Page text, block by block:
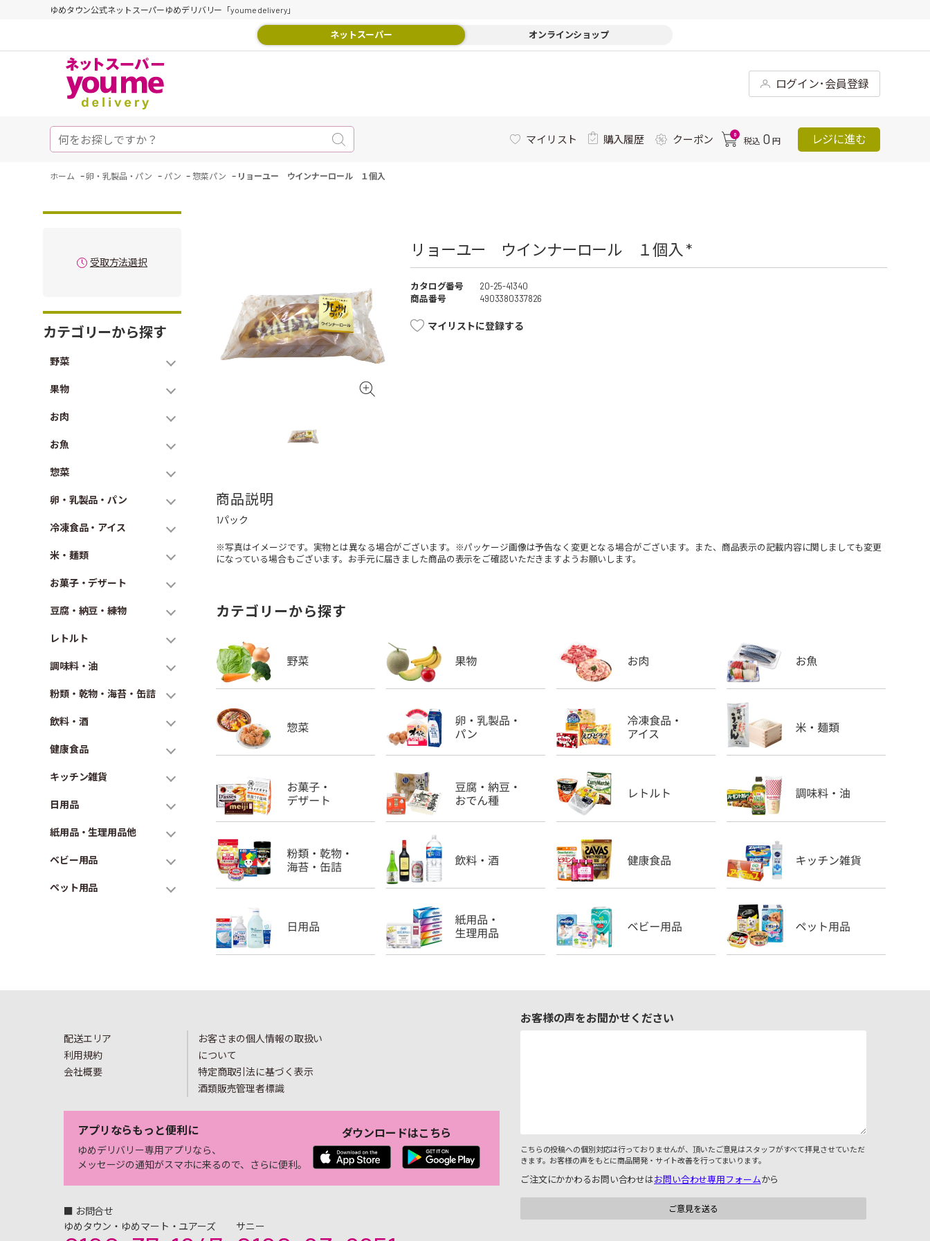
ゆめタウン公式ネットスーパーゆめデリバリー「youme delivery」
ネットスーパー オンラインショップ
ログイン･会員登録
マイリスト 購入履歴 クーポン 0
税込 0 円 レジに進む
ホーム -卵・乳製品・パン - パン - 惣菜パン - リョーユー ウインナーロール １個入
受取方法選択
カテゴリーから探す
野菜
果物
お肉
お魚
惣菜
卵・乳製品・パン
冷凍食品・アイス
米・麺類
お菓子・デザート
豆腐・納豆・練物
レトルト
調味料・油
粉類・乾物・海苔・缶詰
飲料・酒
健康食品
キッチン雑貨
日用品
紙用品・生理用品他
ベビー用品
ペット用品
リョーユー ウインナーロール １個入 *
カタログ番号
20-25-41340
商品番号
4903380337826
マイリストに登録する
商品説明
1パック
※写真はイメージです。実物とは異なる場合がございます。※パッケージ画像は予告なく変更となる場合がございます。また、商品表示の記載内容に関しましても変更
になっている場合もございます。お手元に届きました商品の表示をご確認いただきますようお願いします。
カテゴリーから探す
配送エリア
利用規約
会社概要
お客さまの個人情報の取扱い
について
特定商取引法に基づく表示
酒類販売管理者標識
アプリならもっと便利に
ゆめデリバリー専用アプリなら、
メッセージの通知がスマホに来るので、さらに便利。
ダウンロードはこちら
■ お問合せ
ゆめタウン・ゆめマート・ユアーズ
サニー
お客様の声をお聞かせください
こちらの投稿への個別対応は行っておりませんが、頂いたご意見はスタッフがすべて拝見させていただ
きます。お客様の声をもとに商品開発・サイト改善を行ってまいります。
ご注文にかかわるお問い合わせはお問い合わせ専用フォームから